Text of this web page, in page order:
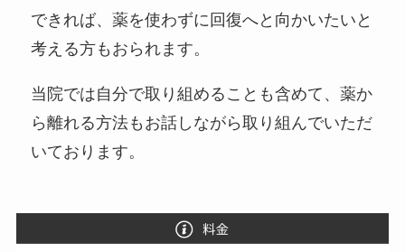
できれば、薬を使わずに回復へと向かいたいと
考える方もおられます。
当院では自分で取り組めることも含めて、薬か
ら離れる方法もお話しながら取り組んでいただ
いております。